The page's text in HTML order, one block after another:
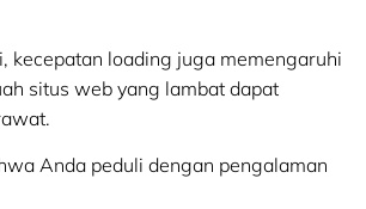
kecepatan loading juga memengaruhi
situs web yang lambat dapat
Anda peduli dengan pengalaman